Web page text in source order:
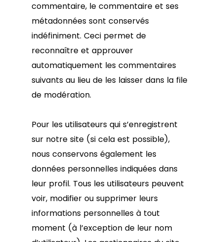
commentaire, le commentaire et ses
métadonnées sont conservés
indéfiniment. Ceci permet de
reconnaître et approuver
automatiquement les commentaires
suivants au lieu de les laisser dans la file
de modération.
Pour les utilisateurs qui s’enregistrent
sur notre site (si cela est possible),
nous conservons également les
données personnelles indiquées dans
leur profil. Tous les utilisateurs peuvent
voir, modifier ou supprimer leurs
informations personnelles à tout
moment (à l’exception de leur nom